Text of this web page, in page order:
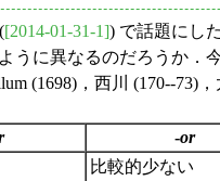
[2014-01-31-1]) で話題にし
うに異なるのだろうか．
(1698)，西川 (170--
-or
比較的少ない